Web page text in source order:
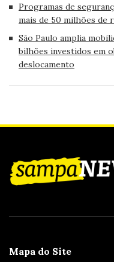
Programas de
mais de 50 milhões de
São Paulo amplia
bilhões investidos em
deslocamento
Mapa do Site